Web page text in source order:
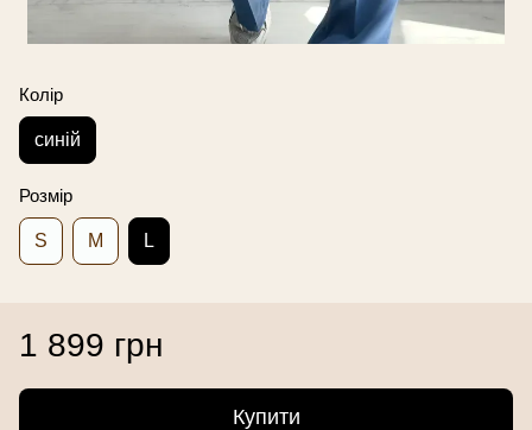
Колір
синій
Розмір
S M L
1 899 грн
Купити